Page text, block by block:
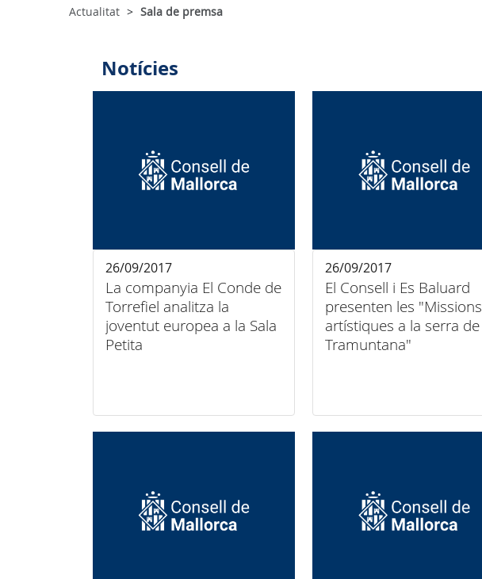
Actualitat Sala de premsa
Notícies
La companyia El Conde de
Torrefiel analitza la
joventut europea a la Sala
Petita
26/09/2017
El Consell i Es Baluard
presenten les "Missions
artístiques a la serra de
Tramuntana"
26/09/2017